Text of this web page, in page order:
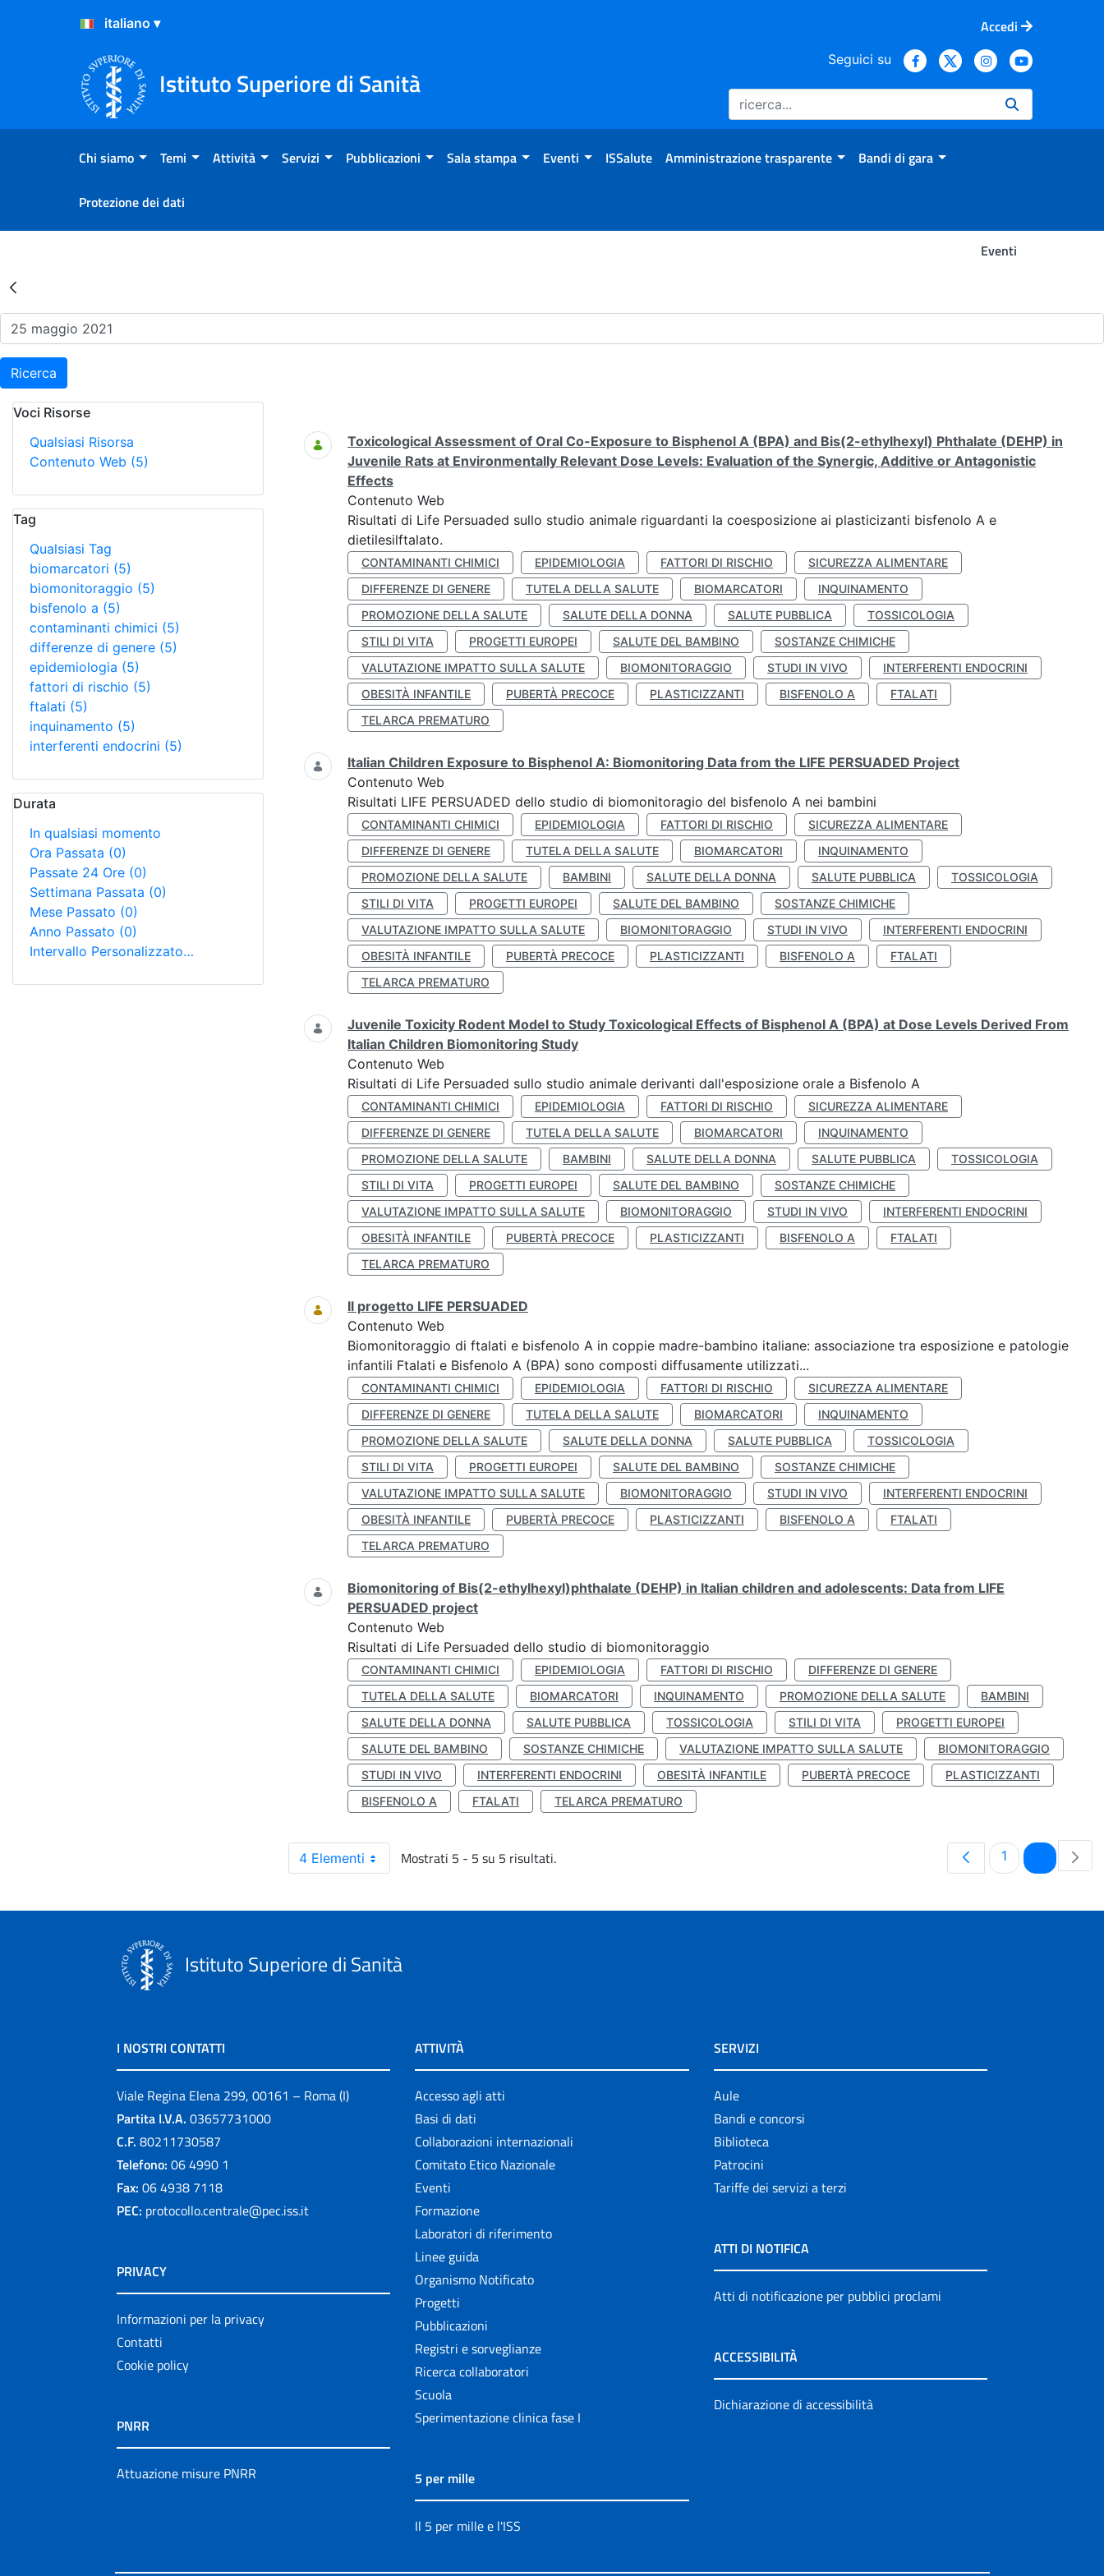
Salta al Contenuto
Salta al Footer
Accedi
Istituto Superiore di Sanità
Seguici su
Chi siamo Temi Attività Servizi Pubblicazioni Sala stampa Eventi ISSalute Amministrazione trasparente Bandi di gara
Protezione dei dati
Eventi
Risultati della Ricerca - Eventi
Ricerca
Voci Risorse
Qualsiasi Risorsa
Contenuto Web (5)
Tag
Qualsiasi Tag
biomarcatori (5)
biomonitoraggio (5)
bisfenolo a (5)
contaminanti chimici (5)
differenze di genere (5)
epidemiologia (5)
fattori di rischio (5)
ftalati (5)
inquinamento (5)
interferenti endocrini (5)
Durata
In qualsiasi momento
Ora Passata (0)
Passate 24 Ore (0)
Settimana Passata (0)
Mese Passato (0)
Anno Passato (0)
Intervallo Personalizzato…
Ricerca
Toxicological Assessment of Oral Co-Exposure to Bisphenol A (BPA) and Bis(2-ethylhexyl) Phthalate (DEHP) in
Juvenile Rats at Environmentally Relevant Dose Levels: Evaluation of the Synergic, Additive or Antagonistic
Effects
Contenuto Web
Risultati di Life Persuaded sullo studio animale riguardanti la coesposizione ai plasticizanti bisfenolo A e
dietilesilftalato.
CONTAMINANTI CHIMICI EPIDEMIOLOGIA FATTORI DI RISCHIO
SICUREZZA ALIMENTARE
DIFFERENZE DI GENERE
TUTELA DELLA SALUTE BIOMARCATORI
INQUINAMENTO
PROMOZIONE DELLA SALUTE
SALUTE DELLA DONNA SALUTE PUBBLICA
TOSSICOLOGIA
STILI DI VITA
PROGETTI EUROPEI SALUTE DEL BAMBINO
SOSTANZE CHIMICHE
VALUTAZIONE IMPATTO SULLA SALUTE
BIOMONITORAGGIO STUDI IN VIVO
INTERFERENTI ENDOCRINI
OBESITÀ INFANTILE
PUBERTÀ PRECOCE PLASTICIZZANTI BISFENOLO A
FTALATI
TELARCA PREMATURO
Italian Children Exposure to Bisphenol A: Biomonitoring Data from the LIFE PERSUADED Project
Contenuto Web
Risultati LIFE PERSUADED dello studio di biomonitoragio del bisfenolo A nei bambini
CONTAMINANTI CHIMICI EPIDEMIOLOGIA FATTORI DI RISCHIO
SICUREZZA ALIMENTARE
DIFFERENZE DI GENERE
TUTELA DELLA SALUTE BIOMARCATORI
INQUINAMENTO
PROMOZIONE DELLA SALUTE
BAMBINI SALUTE DELLA DONNA SALUTE PUBBLICA
TOSSICOLOGIA
STILI DI VITA
PROGETTI EUROPEI SALUTE DEL BAMBINO
SOSTANZE CHIMICHE
VALUTAZIONE IMPATTO SULLA SALUTE
BIOMONITORAGGIO STUDI IN VIVO
INTERFERENTI ENDOCRINI
OBESITÀ INFANTILE
PUBERTÀ PRECOCE PLASTICIZZANTI BISFENOLO A
FTALATI
TELARCA PREMATURO
Juvenile Toxicity Rodent Model to Study Toxicological Effects of Bisphenol A (BPA) at Dose Levels Derived From
Italian Children Biomonitoring Study
Contenuto Web
Risultati di Life Persuaded sullo studio animale derivanti dall'esposizione orale a Bisfenolo A
CONTAMINANTI CHIMICI EPIDEMIOLOGIA FATTORI DI RISCHIO
SICUREZZA ALIMENTARE
DIFFERENZE DI GENERE
TUTELA DELLA SALUTE BIOMARCATORI
INQUINAMENTO
PROMOZIONE DELLA SALUTE
BAMBINI SALUTE DELLA DONNA SALUTE PUBBLICA
TOSSICOLOGIA
STILI DI VITA
PROGETTI EUROPEI SALUTE DEL BAMBINO
SOSTANZE CHIMICHE
VALUTAZIONE IMPATTO SULLA SALUTE
BIOMONITORAGGIO STUDI IN VIVO
INTERFERENTI ENDOCRINI
OBESITÀ INFANTILE
PUBERTÀ PRECOCE PLASTICIZZANTI BISFENOLO A
FTALATI
TELARCA PREMATURO
Il progetto LIFE PERSUADED
Contenuto Web
Biomonitoraggio di ftalati e bisfenolo A in coppie madre-bambino italiane: associazione tra esposizione e patologie
infantili Ftalati e Bisfenolo A (BPA) sono composti diffusamente utilizzati...
CONTAMINANTI CHIMICI EPIDEMIOLOGIA FATTORI DI RISCHIO
SICUREZZA ALIMENTARE
DIFFERENZE DI GENERE
TUTELA DELLA SALUTE BIOMARCATORI
INQUINAMENTO
PROMOZIONE DELLA SALUTE
SALUTE DELLA DONNA SALUTE PUBBLICA
TOSSICOLOGIA
STILI DI VITA
PROGETTI EUROPEI SALUTE DEL BAMBINO
SOSTANZE CHIMICHE
VALUTAZIONE IMPATTO SULLA SALUTE
BIOMONITORAGGIO STUDI IN VIVO
INTERFERENTI ENDOCRINI
OBESITÀ INFANTILE
PUBERTÀ PRECOCE PLASTICIZZANTI BISFENOLO A
FTALATI
TELARCA PREMATURO
Biomonitoring of Bis(2-ethylhexyl)phthalate (DEHP) in Italian children and adolescents: Data from LIFE
PERSUADED project
Contenuto Web
Risultati di Life Persuaded dello studio di biomonitoraggio
CONTAMINANTI CHIMICI EPIDEMIOLOGIA FATTORI DI RISCHIO
DIFFERENZE DI GENERE
TUTELA DELLA SALUTE
BIOMARCATORI INQUINAMENTO PROMOZIONE DELLA SALUTE
BAMBINI
SALUTE DELLA DONNA
SALUTE PUBBLICA TOSSICOLOGIA STILI DI VITA
PROGETTI EUROPEI
SALUTE DEL BAMBINO
SOSTANZE CHIMICHE VALUTAZIONE IMPATTO SULLA SALUTE
BIOMONITORAGGIO
STUDI IN VIVO
INTERFERENTI ENDOCRINI OBESITÀ INFANTILE PUBERTÀ PRECOCE
PLASTICIZZANTI
BISFENOLO A
FTALATI TELARCA PREMATURO
4 Elementi Mostrati 5 - 5 su 5 risultati. Pagina
1 Pagina
Istituto Superiore di Sanità
I NOSTRI CONTATTI
Viale Regina Elena 299, 00161 – Roma (I)
Partita I.V.A. 03657731000
C.F. 80211730587
Telefono: 06 4990 1
Fax: 06 4938 7118
PEC: protocollo.centrale@pec.iss.it
PRIVACY
Informazioni per la privacy
Contatti
Cookie policy
PNRR
Attuazione misure PNRR
ATTIVITÀ
Accesso agli atti
Basi di dati
Collaborazioni internazionali
Comitato Etico Nazionale
Eventi
Formazione
Laboratori di riferimento
Linee guida
Organismo Notificato
Progetti
Pubblicazioni
Registri e sorveglianze
Ricerca collaboratori
Scuola
Sperimentazione clinica fase I
5 per mille
Il 5 per mille e l'ISS
SERVIZI
Aule
Bandi e concorsi
Biblioteca
Patrocini
Tariffe dei servizi a terzi
ATTI DI NOTIFICA
Atti di notificazione per pubblici proclami
ACCESSIBILITÀ
Dichiarazione di accessibilità